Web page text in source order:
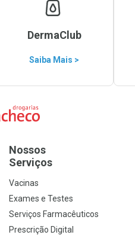
DermaClub
Saiba Mais >
Nossos
Serviços
Vacinas
Exames e Testes
Serviços Farmacêuticos
Prescrição Digital